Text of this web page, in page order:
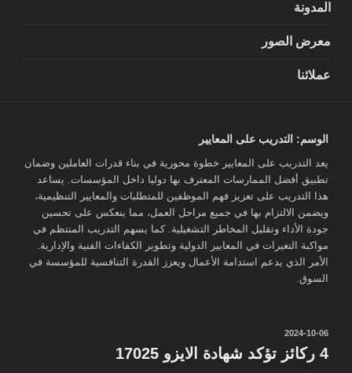
المدونة
معرض الصور
عملائنا
الوسم: التدريب على المعايير
يعد التدريب على المعايير خطوة محورية في بناء قدرات العاملين وضمان
تطبيق أفضل الممارسات المعترف بها دوليا داخل المؤسسات. يساعد
هذا التدريب على تعزيز فهم الموظفين للمتطلبات والمعايير التنظيمية،
ويضمن الالتزام بها في جميع مراحل العمل، مما ينعكس على تحسين
جودة الأداء وتقليل المخاطر التشغيلية. كما يسهم التدريب المنتظم في
مواكبة التغيرات في المعايير الدولية وتطوير الكفاءات الفنية والإدارية.
الأمر الذي يدعم استدامة الأعمال ويعزز القدرة التنافسية للمؤسسة في
السوق.
نُشر
في
2024-10-06
4 ركائز تؤكد شهادة الايزو 17025